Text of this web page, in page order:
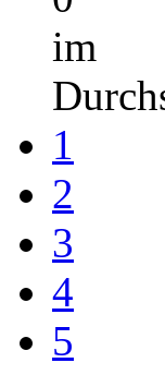
im
1
2
3
4
5